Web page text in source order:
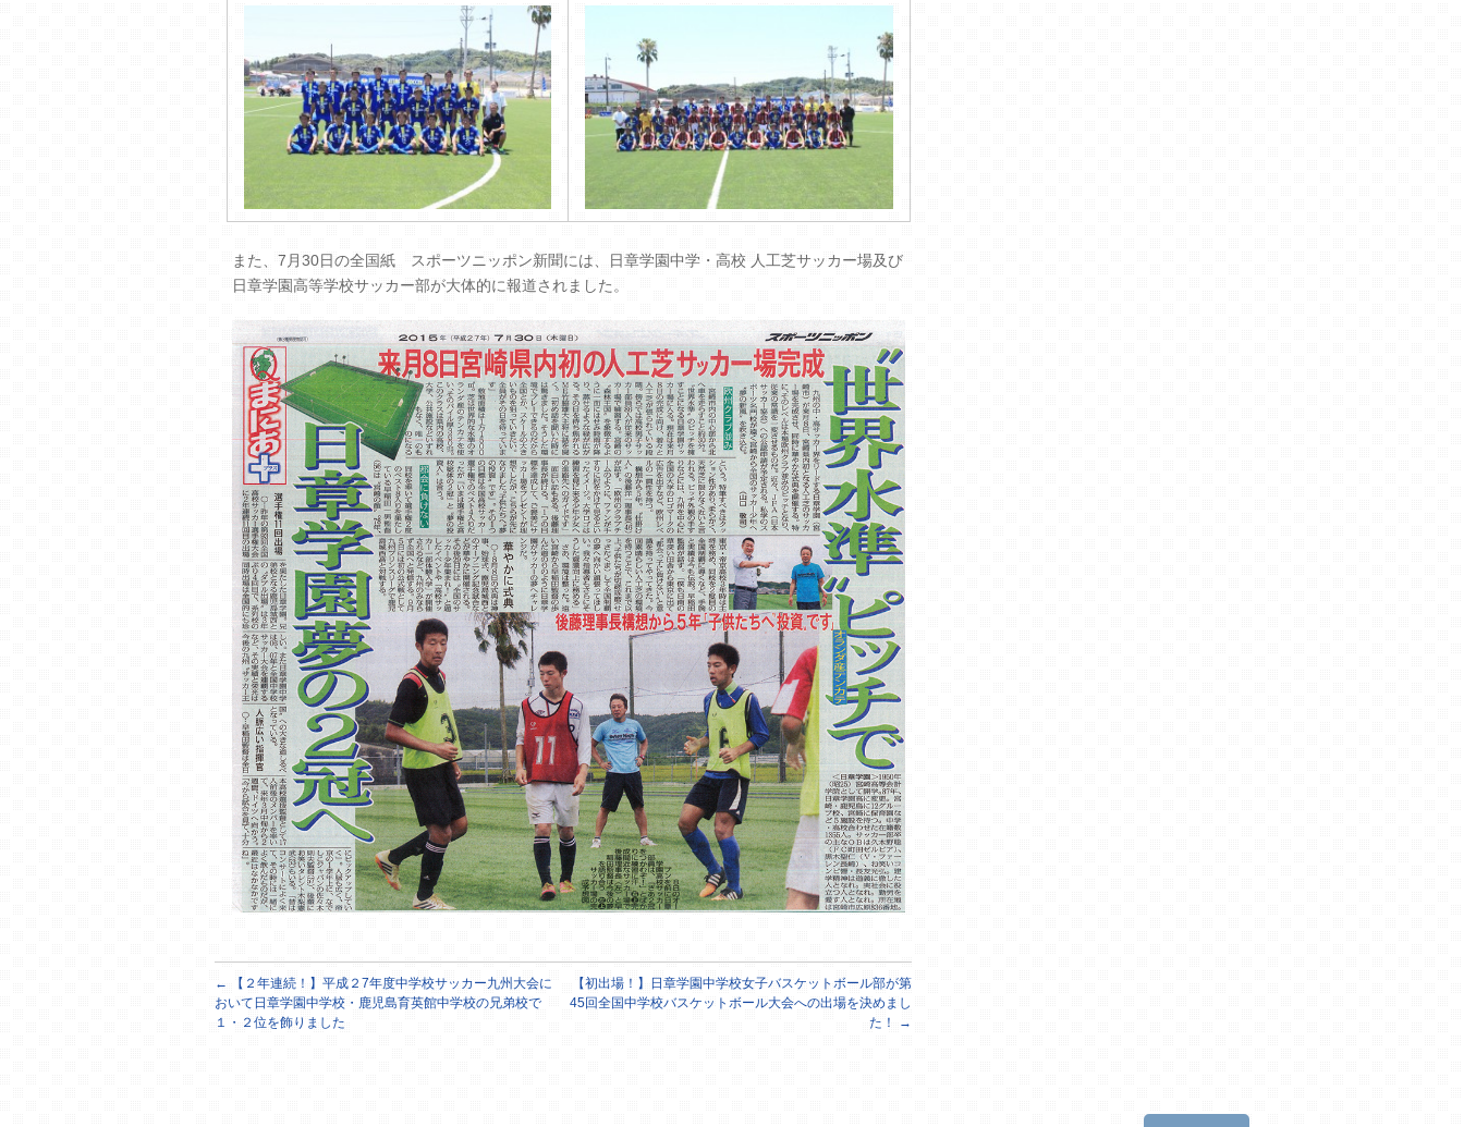
また、7月30日の全国紙 スポーツニッポン新聞には、日章学園中学・高校 人工芝サッカー場及び
日章学園高等学校サッカー部が大体的に報道されました。
←
【２年連続！】平成２7年度中学校サッカー九州大会に
おいて日章学園中学校・鹿児島育英館中学校の兄弟校で
１・２位を飾りました
【初出場！】日章学園中学校女子バスケットボール部が第
45回全国中学校バスケットボール大会への出場を決めまし
た！
→